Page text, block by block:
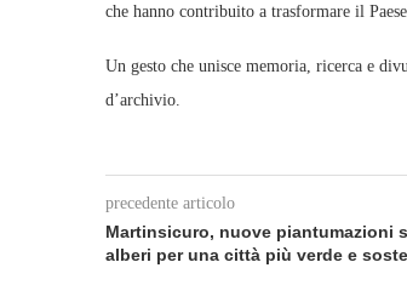
che hanno contribuito a trasformare il
Un gesto che unisce memoria, ricerca e
d’archivio.
precedente articolo
Martinsicuro, nuove piantumazioni
alberi per una città più verde e